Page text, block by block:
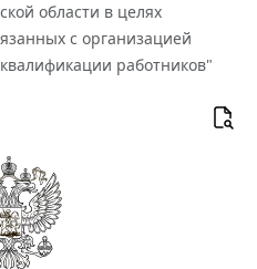
области в целях
с организацией
работников"